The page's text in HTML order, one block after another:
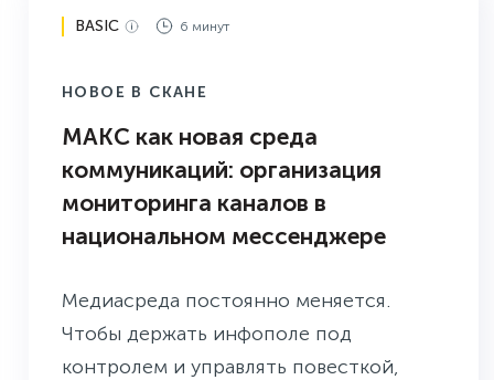
BASIC 6 минут
НОВОЕ В СКАНЕ
МАКС как новая среда
коммуникаций: организация
мониторинга каналов в
национальном мессенджере
Медиасреда постоянно меняется.
Чтобы держать инфополе под
контролем и управлять повеcткой,